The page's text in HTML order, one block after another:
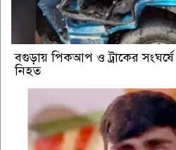
বগুড়ায় পিকআপ ও ট্রাকের
নিহত